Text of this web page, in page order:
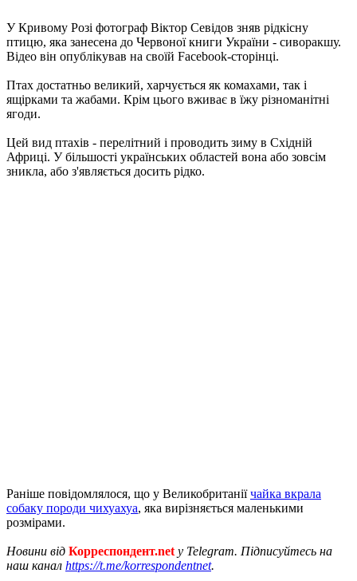
У Кривому Розі фотограф Віктор Севідов зняв рідкісну
птицю, яка занесена до Червоної книги України - сиворакшу.
Відео він опублікував на своїй Facebook-сторінці.
Птах достатньо великий, харчується як комахами, так і
ящірками та жабами. Крім цього вживає в їжу різноманітні
ягоди.
Цей вид птахів - перелітний і проводить зиму в Східній
Африці. У більшості українських областей вона або зовсім
зникла, або з'являється досить рідко.
Раніше повідомлялося, що у Великобританіїчайка вкрала
собаку породи чихуахуа, яка вирізняється маленькими
розмірами.
Новини від Корреспондент.net у Telegram. Підписуйтесь на
наш канал https://t.me/korrespondentnet.